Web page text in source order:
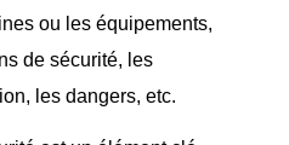
ou les équipements,
de sécurité, les
les dangers, etc.